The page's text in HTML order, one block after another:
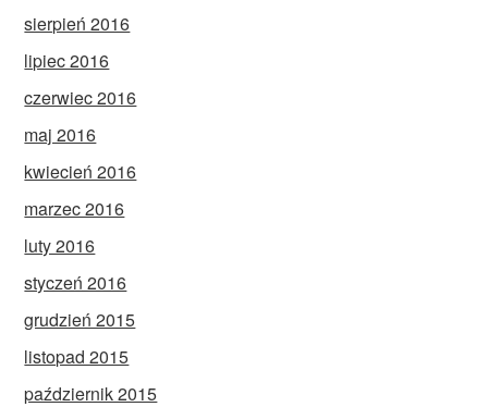
sierpień 2016
lipiec 2016
czerwiec 2016
maj 2016
kwiecień 2016
marzec 2016
luty 2016
styczeń 2016
grudzień 2015
listopad 2015
październik 2015